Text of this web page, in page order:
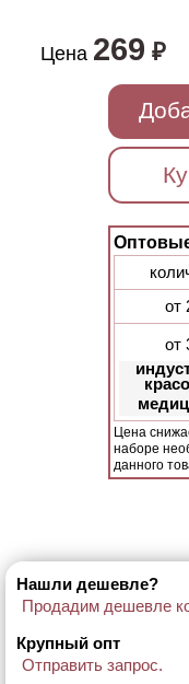
Цена 269 ₽
от
от
Цена
наборе
данного
Нашли дешевле?
Продадим дешевле
Крупный опт
Отправить запрос.